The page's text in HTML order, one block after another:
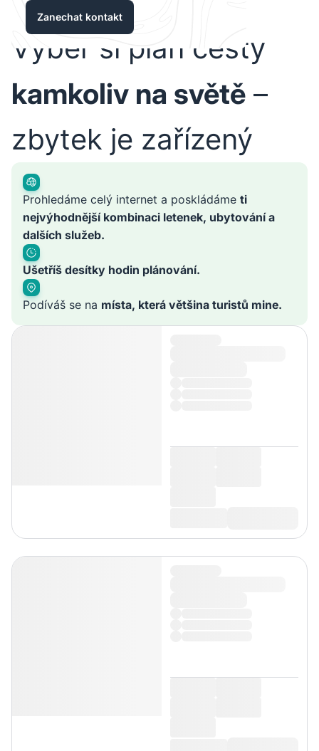
Zanechat kontakt
Vyber si plán cesty
kamkoliv na světě –
zbytek je zařízený
Prohledáme celý internet a poskládáme ti
nejvýhodnější kombinaci letenek, ubytování a
dalších služeb.
Ušetříš desítky hodin plánování.
Podíváš se na místa, která většina turistů mine.